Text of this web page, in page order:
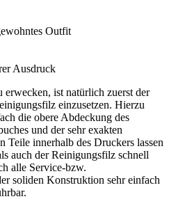
Outfit
Ausdruck
ist natürlich zuerst der
einzusetzen. Hierzu
die obere Abdeckung des
und der sehr exakten
Teile innerhalb des Druckers lassen
auch der Reinigungsfilz schnell
alle Service-bzw.
soliden Konstruktion sehr einfach